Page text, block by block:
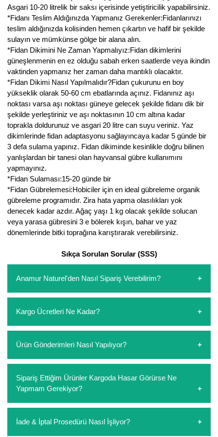
Asgari 10-20 litrelik bir saksı içerisinde yetiştiricilik yapabilirsiniz.
*Fidanı Teslim Aldığınızda Yapmanız Gerekenler:Fidanlarınızı
teslim aldığınızda kolisinden hemen çıkartın ve hafif bir şekilde
sulayın ve mümkünse gölge bir alana alın.
*Fidan Dikimini Ne Zaman Yapmalıyız:Fidan dikimlerini
güneşlenmenin en ez olduğu sabah erken saatlerde veya ikindin
vaktinden yapmanız her zaman daha mantıklı olacaktır.
*Fidan Dikimi Nasıl Yapılmalıdır?Fidan çukurunu en boy
yükseklik olarak 50-60 cm ebatlarında açınız. Fidanınız aşı
noktası varsa aşı noktası güneye gelecek şekilde fidanı dik bir
şekilde yerleştiriniz ve aşı noktasının 10 cm altına kadar
toprakla doldurunuz ve asgari 20 litre can suyu veriniz. Yaz
dikimlerinde fidan adaptasyonu sağlayıncaya kadar 5 günde bir
3 defa sulama yapınız. Fidan dikiminde kesinlikle doğru bilinen
yanlışlardan bir tanesi olan hayvansal gübre kullanımını
yapmayınız.
*Fidan Sulaması:15-20 günde bir
*Fidan Gübrelemesi:Hobiciler için en ideal gübreleme organik
gübreleme programıdır. Zira hata yapma olasılıkları yok
denecek kadar azdır. Ağaç yaşı 1 kg olacak şekilde solucan
veya yarasa gübresini 3 e bölerek kışın, bahar ve yaz
dönemlerinde bitki toprağına karıştırarak verebilirsiniz.
Sıkça Sorulan Sorular (SSS)
Anamur Naturel'den Nasıl Sipariş Verebilirim?
oluşturarak,iletişim numaralarımızdan bizi arayarak veya
whatsapp hattımızdan bizlere isteklerinizi yazarak sipariş
ödemelerini sipariş verdikten sonra havale/eft veya sipariş
Kargo Ücretleri Ne Kadar?
etmeyin diye 1500 lira ve üzerindeki siparişlerinizde
kargoyu biz karşılıyoruz. 1500 Lira altında kalan
kargo ücreti ödeme aşamasında sepetinize eklenecektir.
Ürün Gönderimleri Nasıl Yapılıyor?
paketlenip gönderim yapılmaktadır.
Sipariş Ettiğim Ürünler Kargoda Hasar Görürse Ne
Yapmam Gerekiyor?
çerçevesinde müşterilerimizi hiçbir zaman mağdur
konuma düşürmek istemeyiz. Kargodan size gelen
İade & İptal Prosedürü Nasıl İşliyor?